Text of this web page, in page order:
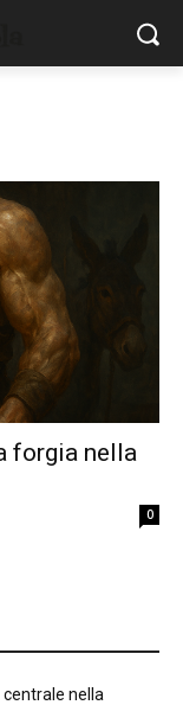
forgia nella
0
centrale nella